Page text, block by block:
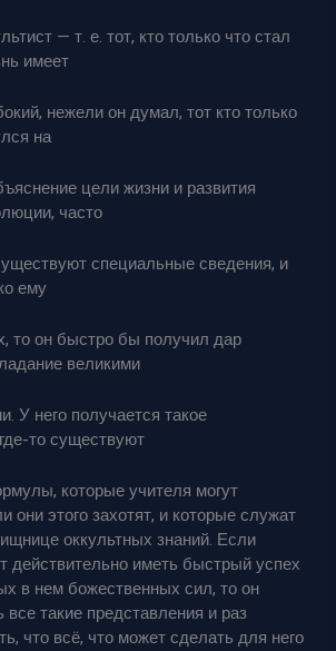
— т. е. тот, кто только что стал
имеет
нежели он думал, тот кто только
на
цели жизни и развития
часто
специальные сведения, и
ему
то он быстро бы получил дар
великими
У него получается такое
то существуют
которые учителя могут
они этого захотят, и которые служат
оккультных знаний. Если
действительно иметь быстрый успех
в нем божественных сил, то он
такие представления и раз
что всё, что может сделать для него